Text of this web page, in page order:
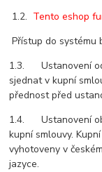
1.2. Tento eshop
Přístup do systému
1.3. Ustanovení
sjednat v kupní
přednost před
1.4. Ustanovení
kupní smlouvy.
vyhotoveny v
jazyce.